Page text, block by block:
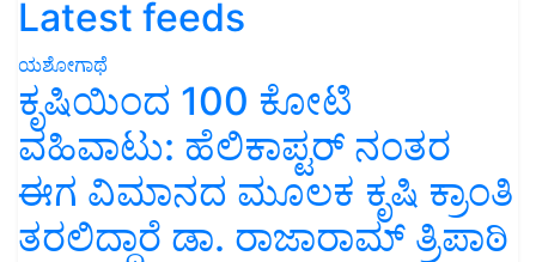
Latest feeds
ಯಶೋಗಾಥೆ
ಕೃಷಿಯಿಂದ 100 ಕೋಟಿ
ವಹಿವಾಟು: ಹೆಲಿಕಾಪ್ಟರ್ ನಂತರ
ಈಗ ವಿಮಾನದ ಮೂಲಕ ಕೃಷಿ ಕ್ರಾಂತಿ
ತರಲಿದ್ದಾರೆ ಡಾ. ರಾಜಾರಾಮ್ ತ್ರಿಪಾಠಿ